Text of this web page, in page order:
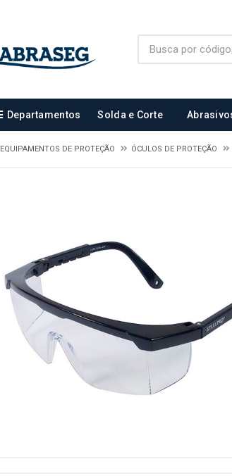
Departamentos Solda e Corte
EQUIPAMENTOS DE PROTEÇÃO ÓCULOS DE PROTEÇÃO